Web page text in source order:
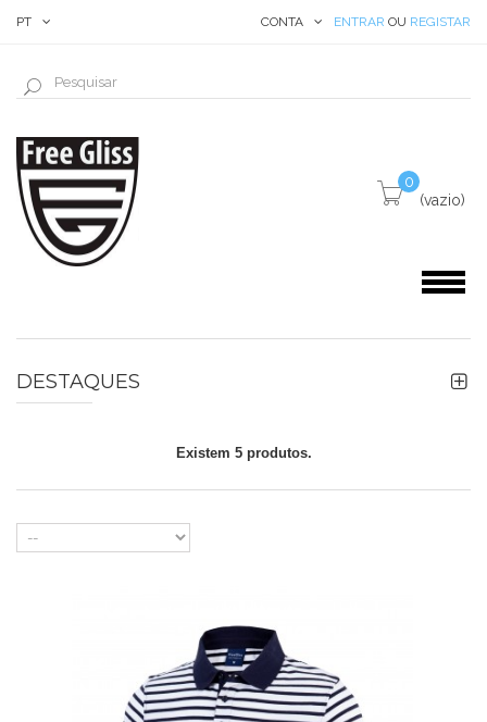
ENTRAR OU REGISTAR
CONTA
PT
0
(vazio)
DESTAQUES
Existem 5 produtos.